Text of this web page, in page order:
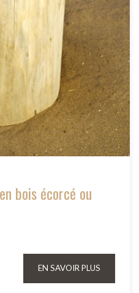
bois écorcé ou
EN SAVOIR PLUS